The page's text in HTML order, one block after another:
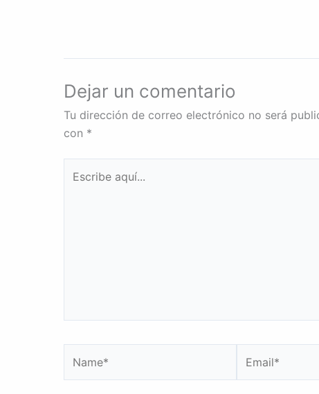
Dejar un comentario
Tu dirección de correo electrónico no será
con *
aquí...